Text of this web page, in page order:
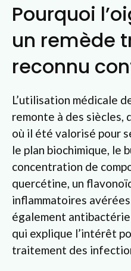
Pourquoi
un remède
reconnu
L’utilisation médicale
remonte à des siècles,
où il été valorisé pour
le plan biochimique, le
concentration de
quercétine, un
inflammatoires
également
qui explique l’intérêt
traitement des